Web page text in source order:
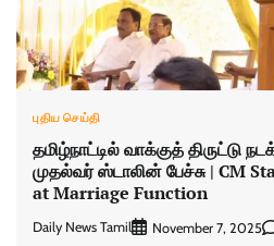
புதிய செய்தி
தமிழ்நாட்டில் வாக்குத் திருட்டு
முதல்வர் ஸ்டாலின் பேச்சு | CM
at Marriage Function
Daily News Tamil November 7, 2025